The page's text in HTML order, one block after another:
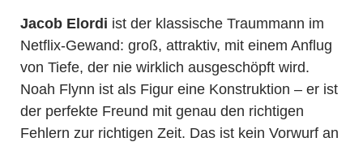
Jacob Elordi ist der klassische Traummann im
Netflix-Gewand: groß, attraktiv, mit einem Anflug
von Tiefe, der nie wirklich ausgeschöpft wird.
Noah Flynn ist als Figur eine Konstruktion – er ist
der perfekte Freund mit genau den richtigen
Fehlern zur richtigen Zeit. Das ist kein Vorwurf an